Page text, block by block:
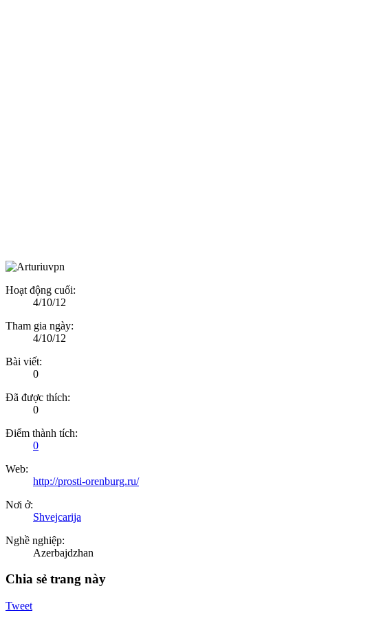
Hoạt động cuối:
4/10/12
Tham gia ngày:
4/10/12
Bài viết:
0
Đã được thích:
0
Điểm thành tích:
0
Web:
http://prosti-orenburg.ru/
Nơi ở:
Shvejcarija
Nghề nghiệp:
Azerbajdzhan
Chia sẻ trang này
Tweet